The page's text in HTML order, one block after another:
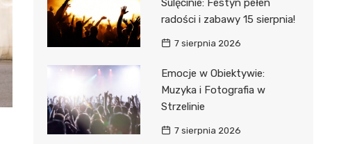
Sulęcinie: Festyn pełen
radości i zabawy 15 sierpnia!
7 sierpnia 2026
Emocje w Obiektywie:
Muzyka i Fotografia w
Strzelinie
7 sierpnia 2026